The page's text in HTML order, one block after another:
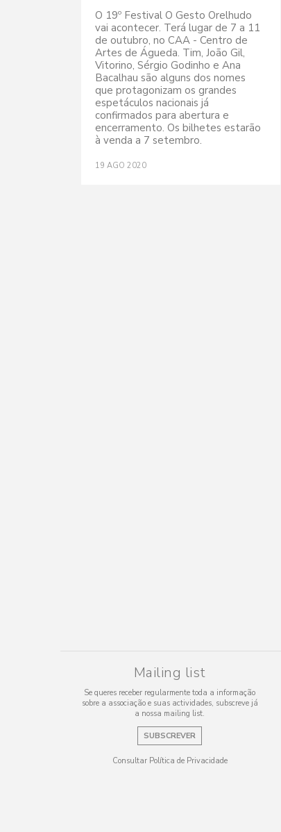
O 19º Festival O Gesto Orelhudo
vai acontecer. Terá lugar de 7 a 11
de outubro, no CAA - Centro de
Artes de Águeda. Tim, João Gil,
Vitorino, Sérgio Godinho e Ana
Bacalhau são alguns dos nomes
que protagonizam os grandes
espetáculos nacionais já
confirmados para abertura e
encerramento. Os bilhetes estarão
à venda a 7 setembro.
19 AGO 2020
Mailing list
Se queres receber regularmente toda a informação
sobre a associação e suas actividades, subscreve já
a nossa mailing list.
SUBSCREVER
Consultar Política de Privacidade